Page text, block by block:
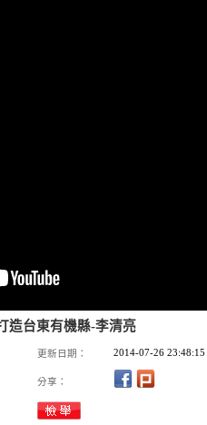
造台東有機縣-李清亮
更新日期： 2014-07-26 23:48:15
分享：